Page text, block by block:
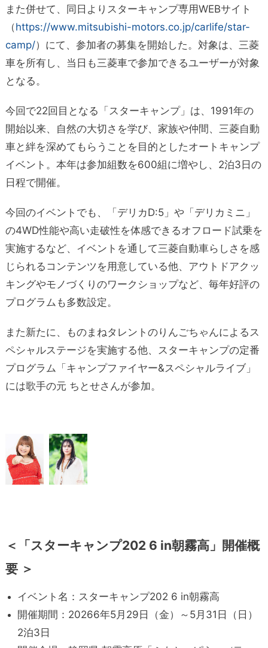
また併せて、同日よりスターキャンプ専用WEBサイト
（https://www.mitsubishi-motors.co.jp/carlife/star-
camp/）にて、参加者の募集を開始した。対象は、三菱
車を所有し、当日も三菱車で参加できるユーザーが対象
となる。
今回で22回目となる「スターキャンプ」は、1991年の
開始以来、自然の大切さを学び、家族や仲間、三菱自動
車と絆を深めてもらうことを目的としたオートキャンプ
イベント。本年は参加組数を600組に増やし、2泊3日の
日程で開催。
今回のイベントでも、「デリカD:5」や「デリカミニ」
の4WD性能や高い走破性を体感できるオフロード試乗を
実施するなど、イベントを通して三菱自動車らしさを感
じられるコンテンツを用意している他、アウトドアクッ
キングやモノづくりのワークショップなど、毎年好評の
プログラムも多数設定。
また新たに、ものまねタレントのりんごちゃんによるス
ペシャルステージを実施する他、スターキャンプの定番
プログラム「キャンプファイヤー&スペシャルライブ」
には歌手の元 ちとせさんが参加。
＜「スターキャンプ202 6 in朝霧高」開催概
要 ＞
イベント名：スターキャンプ202 6 in朝霧高
開催期間：20266年5月29日（金）～5月31日（日）
2泊3日